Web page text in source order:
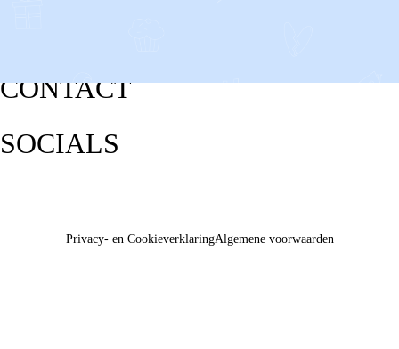
CONTACT
SOCIALS
Privacy- en CookieverklaringAlgemene voorwaarden